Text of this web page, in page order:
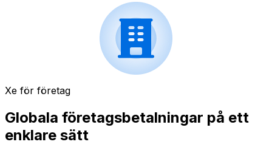
Xe för företag
Globala företagsbetalningar på ett
enklare sätt